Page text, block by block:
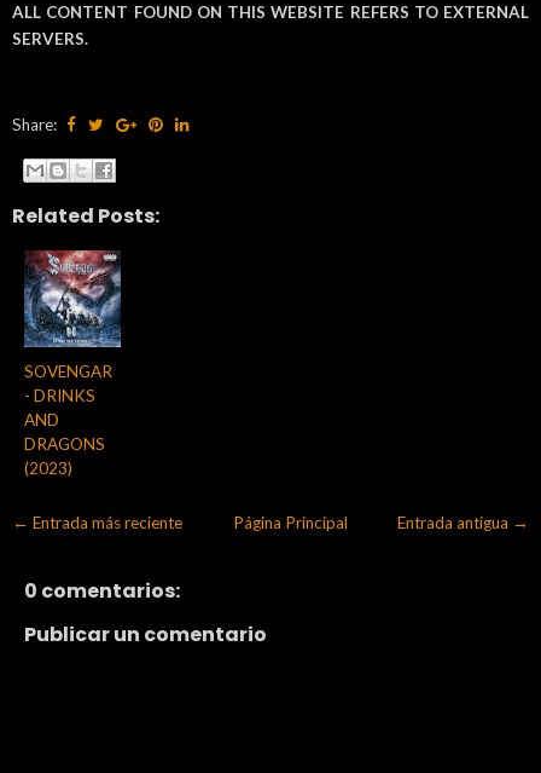
ALL CONTENT FOUND ON THIS WEBSITE REFERS TO EXTERNAL
SERVERS.
Share:
Related Posts:
SOVENGAR
- DRINKS
AND
DRAGONS
(2023)
← Entrada más reciente Entrada antigua →
Página Principal
0 comentarios:
Publicar un comentario